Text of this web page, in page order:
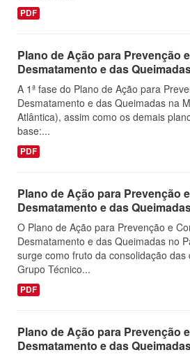
PDF
Plano de Ação para Prevenção
Desmatamento e das
A 1ª fase do Plano de Ação para
Desmatamento e das Queimadas na
Atlântica), assim como os demais
base:...
PDF
Plano de Ação para Prevenção
Desmatamento e das
O Plano de Ação para Prevenção e
Desmatamento e das Queimadas no
surge como fruto da consolidação das
Grupo Técnico...
PDF
Plano de Ação para Prevenção
Desmatamento e das